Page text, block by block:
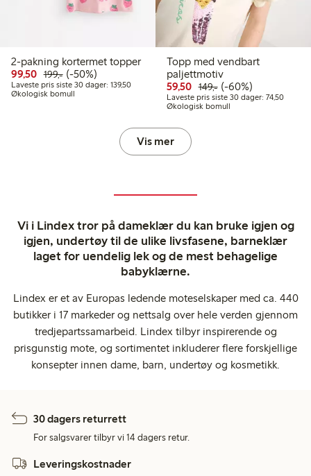
2-pakning kortermet topper
99,50 Rabattert pris: 99,50 kr
199,-Vanlig pris: 199,00 kr
50% rabatt
(-50%)
Laveste pris siste 30 dager: 139,50Laveste pris siste 30 dager: 139,50 kr
Økologisk bomull
Topp med vendbart
paljettmotiv
59,50 Rabattert pris: 59,50 kr
149,-Vanlig pris: 149,00
60% rabatt
(-60%)
Laveste pris siste 30 dager: 74,50
Økologisk bomull
Vis mer
Vi i Lindex tror på dameklær du kan bruke igjen og
igjen, undertøy til de ulike livsfasene, barneklær
laget for uendelig lek og de mest behagelige
babyklærne.
Lindex er et av Europas ledende moteselskaper med ca. 440
butikker i 17 markeder og nettsalg over hele verden gjennom
tredjepartssamarbeid. Lindex tilbyr inspirerende og
prisgunstig mote, og sortimentet inkluderer flere forskjellige
konsepter innen dame, barn, undertøy og kosmetikk.
30 dagers returrett
For salgsvarer tilbyr vi 14 dagers retur.
Leveringskostnader